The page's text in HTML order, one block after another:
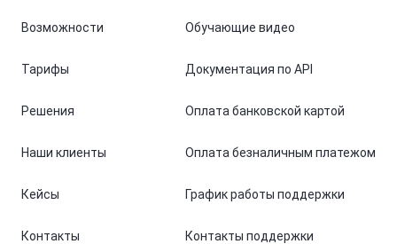
Возможности
Тарифы
Решения
Наши клиенты
Кейсы
Контакты
Обучающие видео
Документация по API
Оплата банковской картой
Оплата безналичным платежом
График работы поддержки
Контакты поддержки